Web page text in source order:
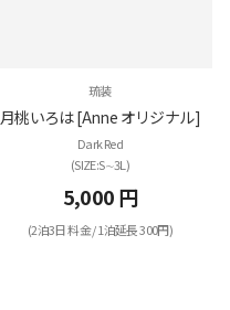
琉装
月桃いろは [Anne オリジナル]
Dark Red
(SIZE:S∼3Ⅼ)
5,000 円
(2泊3日 料金 / 1泊延長 300円)